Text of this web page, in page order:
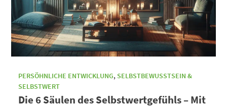
PERSÖHNLICHE ENTWICKLUNG, SELBSTBEWUSSTSEIN &
SELBSTWERT
Die 6 Säulen des Selbstwertgefühls – Mit